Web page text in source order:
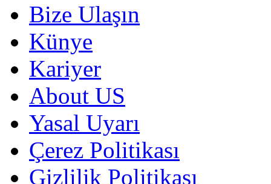
Bize Ulaşın
Künye
Kariyer
About US
Yasal Uyarı
Çerez Politikası
Gizlilik Politikası